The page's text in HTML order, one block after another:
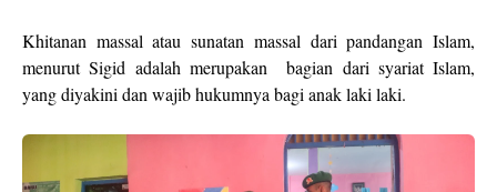
Khitanan massal atau sunatan massal dari pandangan Islam,
menurut Sigid adalah merupakan bagian dari syariat Islam,
yang diyakini dan wajib hukumnya bagi anak laki laki.